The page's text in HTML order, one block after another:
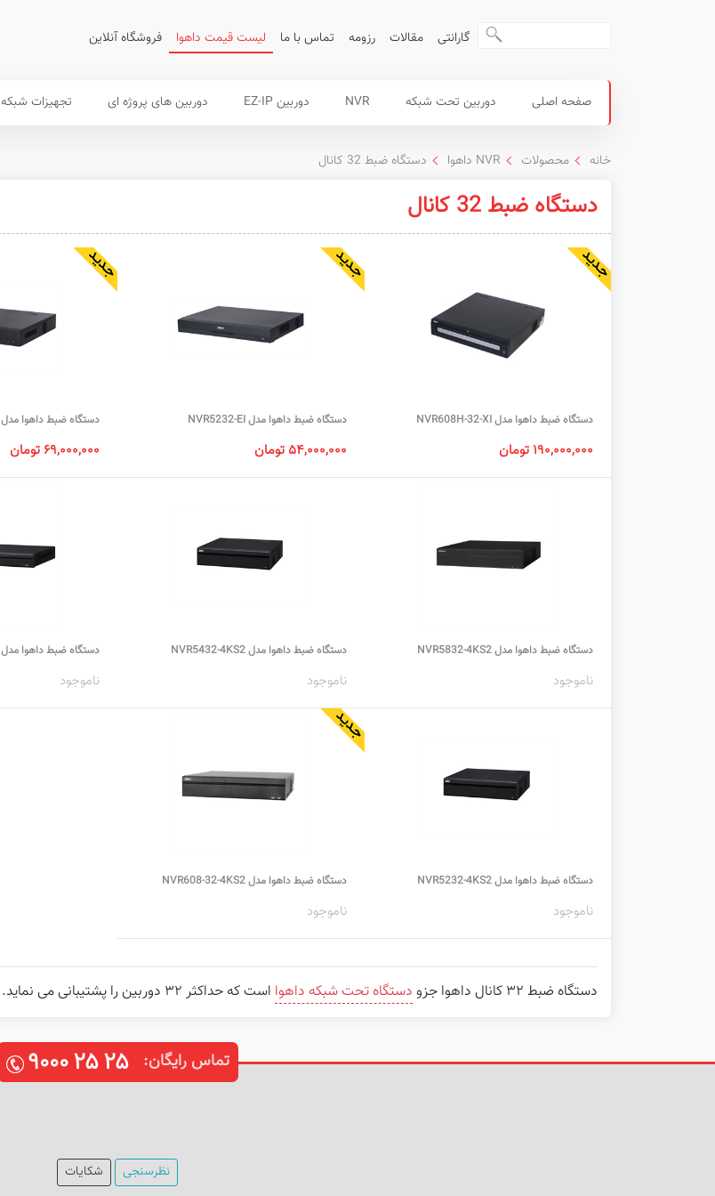
گارانتی مقالات رزومه تماس با ما لیست قیمت داهوا فروشگاه آنلاین
منوی
اصلی
صفحه اصلی دوربین تحت شبکه NVR دوربین EZ-IP دوربین های پروژه ای تجهیزات شبکه
خانه محصولات NVR داهوا دستگاه ضبط 32 کانال
دستگاه ضبط 32 کانال
دستگاه ضبط داهوا مدل NVR608H-32-XI
۱۹۰,۰۰۰,۰۰۰ تومان
دستگاه ضبط داهوا مدل NVR5232-EI
۵۴,۰۰۰,۰۰۰ تومان
دستگاه ضبط داهوا مدل NVR5432-EI
۶۹,۰۰۰,۰۰۰ تومان
دستگاه ضبط داهوا مدل NVR5832-4KS2
ناموجود
دستگاه ضبط داهوا مدل NVR5432-4KS2
ناموجود
دستگاه ضبط داهوا مدل NVR4432-4KS2
ناموجود
دستگاه ضبط داهوا مدل NVR5232-4KS2
ناموجود
دستگاه ضبط داهوا مدل NVR608-32-4KS2
ناموجود
دستگاه ضبط ۳۲ کانال داهوا جزو دستگاه تحت شبکه داهوا است که حداکثر ۳۲ دوربین را پشتیبانی می نماید.
تماس رایگان: ۹۰۰۰۲۵۲۵
نظرسنجی شکایات